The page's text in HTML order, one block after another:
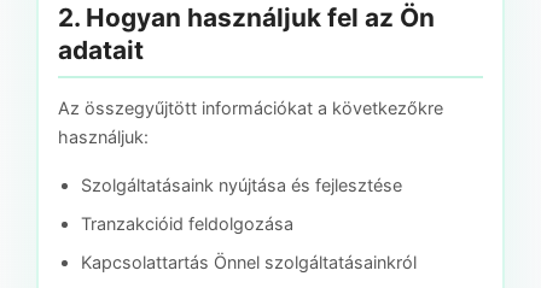
2. Hogyan használjuk fel az Ön
adatait
Az összegyűjtött információkat a következőkre
használjuk:
Szolgáltatásaink nyújtása és fejlesztése
Tranzakcióid feldolgozása
Kapcsolattartás Önnel szolgáltatásainkról